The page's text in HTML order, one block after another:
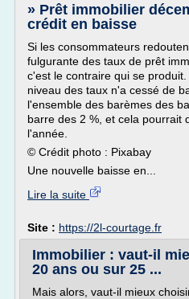
» Prêt immobilier
crédit en baisse
Si les consommateurs
fulgurante des taux de prêt
c'est le contraire qui se
niveau des taux n'a cessé de
l'ensemble des barèmes des
barre des 2 %, et cela pourrait
l'année.
© Crédit photo : Pixabay
Une nouvelle baisse en...
Lire la suite
Site : https://2l-courtage.fr
Immobilier : vaut-il
20 ans ou sur 25 ...
Mais alors, vaut-il mieux